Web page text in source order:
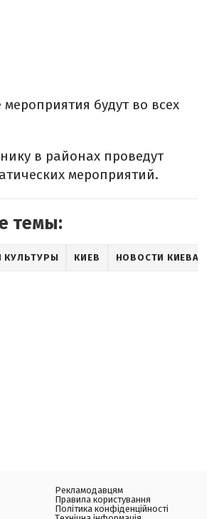
будут во всех
в районах проведут
мероприятий.
темы:
КУЛЬТУРЫ КИЕВ НОВОСТИ КИЕВА
Рекламодавцям
Правила користування
Політика конфіденційності